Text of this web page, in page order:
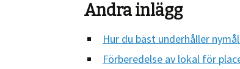
Andra inlägg
Hur du bäst underhåller
Förberedelse av lokal för